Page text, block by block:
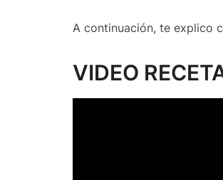
A continuación, te explico
VIDEO